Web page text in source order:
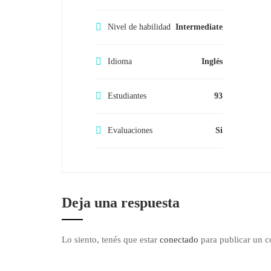
Nivel de habilidad Intermediate
Idioma Inglés
Estudiantes 93
Evaluaciones Si
Deja una respuesta
Lo siento, tenés que estar conectado para publicar un